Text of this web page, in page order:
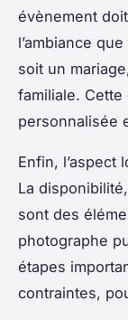
évènement
l’ambiance
soit un
familiale.
personnalisée
Enfin, l’aspect
La
sont des
photographe
étapes
contraintes,